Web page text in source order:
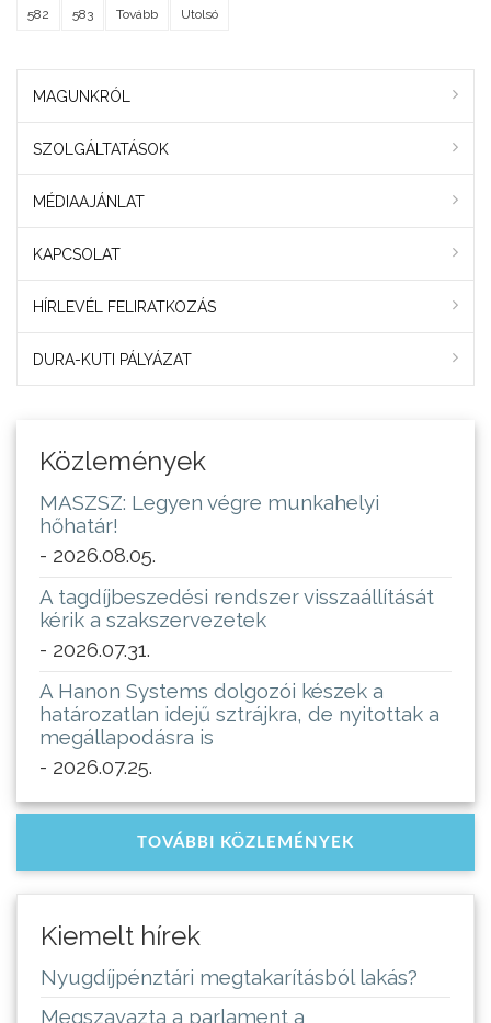
582 583 Tovább Utolsó
MAGUNKRÓL
SZOLGÁLTATÁSOK
MÉDIAAJÁNLAT
KAPCSOLAT
HÍRLEVÉL FELIRATKOZÁS
DURA-KUTI PÁLYÁZAT
Közlemények
MASZSZ: Legyen végre munkahelyi
hőhatár!
- 2026.08.05.
A tagdíjbeszedési rendszer visszaállítását
kérik a szakszervezetek
- 2026.07.31.
A Hanon Systems dolgozói készek a
határozatlan idejű sztrájkra, de nyitottak a
megállapodásra is
- 2026.07.25.
TOVÁBBI KÖZLEMÉNYEK
Kiemelt hírek
Nyugdíjpénztári megtakarításból lakás?
Megszavazta a parlament a